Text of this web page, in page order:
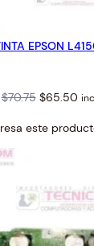
EPSON
$70.75 Original
was:
$65.50
is:
este